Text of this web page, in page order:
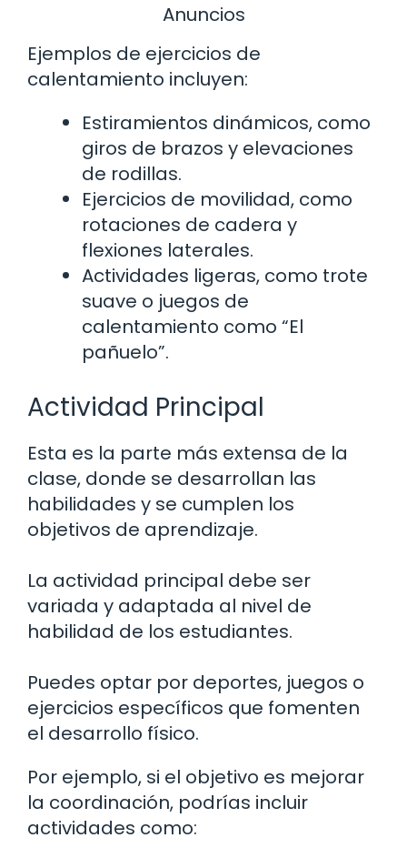
Anuncios
Ejemplos de ejercicios de
calentamiento incluyen:
Estiramientos dinámicos, como
giros de brazos y elevaciones
de rodillas.
Ejercicios de movilidad, como
rotaciones de cadera y
flexiones laterales.
Actividades ligeras, como trote
suave o juegos de
calentamiento como “El
pañuelo”.
Actividad Principal
Esta es la parte más extensa de la
clase, donde se desarrollan las
habilidades y se cumplen los
objetivos de aprendizaje.
La actividad principal debe ser
variada y adaptada al nivel de
habilidad de los estudiantes.
Puedes optar por deportes, juegos o
ejercicios específicos que fomenten
el desarrollo físico.
Por ejemplo, si el objetivo es mejorar
la coordinación, podrías incluir
actividades como: